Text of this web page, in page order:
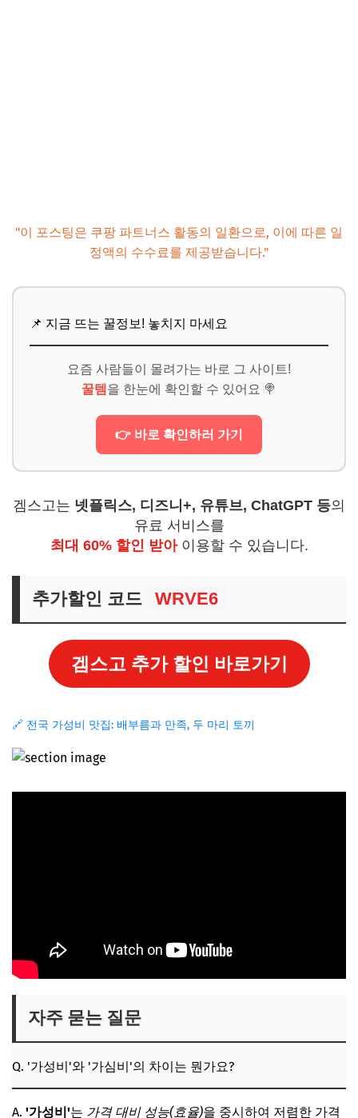
"이 포스팅은 쿠팡 파트너스 활동의 일환으로, 이에 따른 일
정액의 수수료를 제공받습니다."
📌 지금 뜨는 꿀정보! 놓치지 마세요
요즘 사람들이 몰려가는 바로 그 사이트!
꿀템 을 한눈에 확인할 수 있어요 🍭
👉 바로 확인하러 가기
겜스고는 넷플릭스, 디즈니+, 유튜브, ChatGPT 등의
유료 서비스를
최대 60% 할인 받아이용할 수 있습니다.
추가할인 코드 WRVE6
겜스고 추가 할인 바로가기
🔗 전국 가성비 맛집: 배부름과 만족, 두 마리 토끼
자주 묻는 질문
Q. '가성비'와 '가심비'의 차이는 뭔가요?
A. '가성비'는 가격 대비 성능(효율)을 중시하여 저렴한 가격